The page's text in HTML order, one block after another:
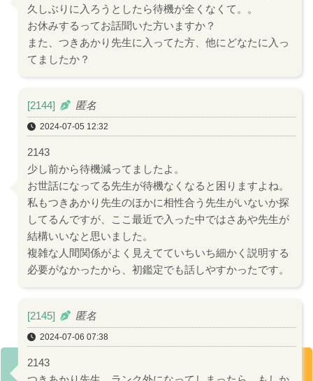
投稿 ランキング
久しぶりに入ろうとしたら待機が全くなくて。。
お休みするってお話聞いた方いますか？
また、つきあかり先生に入ってた方、他にどなたに入っ
てましたか？
[2144] 匿名
2024-07-05 12:32
2143
少し前から待機減ってましたよ。
お世話になってる先生が待機なくなると困りますよね。
私もつきあかり先生のほかに相性合う先生がいないか探
してるんですが、ここ最近で入った中ではさあや先生が
結構いいなと思いました。
複雑な人間関係がよく見えてていちいち細かく説明する
必要がなかったから、初鑑定でも話しやすかったです。
[2145] 匿名
2024-07-06 07:38
2143